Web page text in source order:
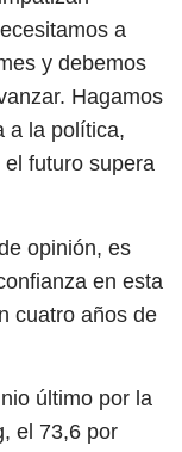
a
y debemos
Hagamos
a la política,
futuro supera
opinión, es
en esta
cuatro años de
último por la
el 73,6 por